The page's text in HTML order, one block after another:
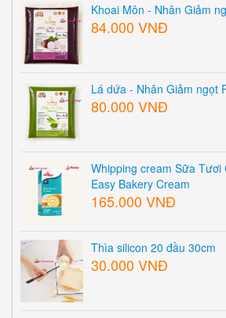
Khoai Môn - Nhân Giảm
84.000 VNĐ
Lá dứa - Nhân Giảm ngọt
80.000 VNĐ
Whipping cream Sữa Tươi
Easy Bakery Cream
165.000 VNĐ
Thìa silicon 20 đầu 30cm
30.000 VNĐ